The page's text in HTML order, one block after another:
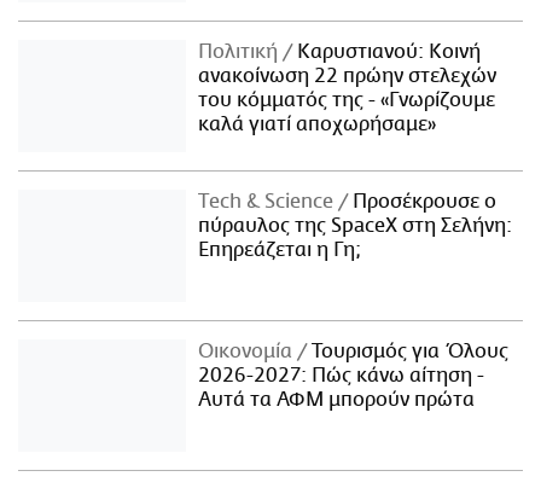
Πολιτική
Καρυστιανού: Κοινή
ανακοίνωση 22 πρώην στελεχών
του κόμματός της - «Γνωρίζουμε
καλά γιατί αποχωρήσαμε»
Τech & Science
Προσέκρουσε ο
πύραυλος της SpaceX στη Σελήνη:
Επηρεάζεται η Γη;
Οικονομία
Τουρισμός για Όλους
2026-2027: Πώς κάνω αίτηση -
Αυτά τα ΑΦΜ μπορούν πρώτα